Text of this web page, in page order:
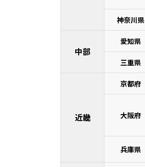
神奈川県
中部
愛知県
三重県
近畿
京都府
大阪府
兵庫県